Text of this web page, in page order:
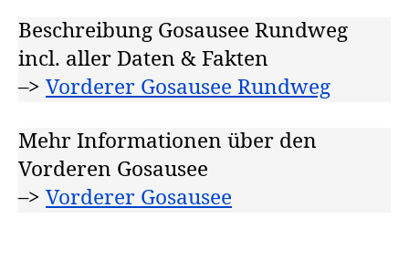
Beschreibung Gosausee Rundweg
incl. aller Daten & Fakten
–> Vorderer Gosausee Rundweg
Mehr Informationen über den
Vorderen Gosausee
–> Vorderer Gosausee